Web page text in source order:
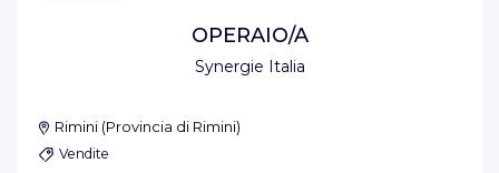
Synergie Italia
OPERAIO/A
Rimini (Provincia di Rimini)
Vendite